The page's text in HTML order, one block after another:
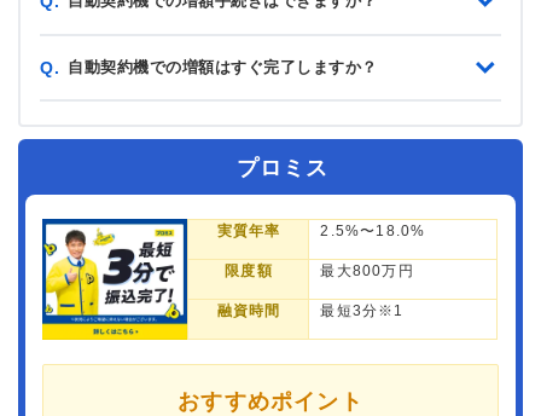
Q. 自動契約機での増額はすぐ完了しますか？
プロミス
実質年率 2.5%〜18.0%
限度額 最大800万円
融資時間 最短3分※1
おすすめポイント